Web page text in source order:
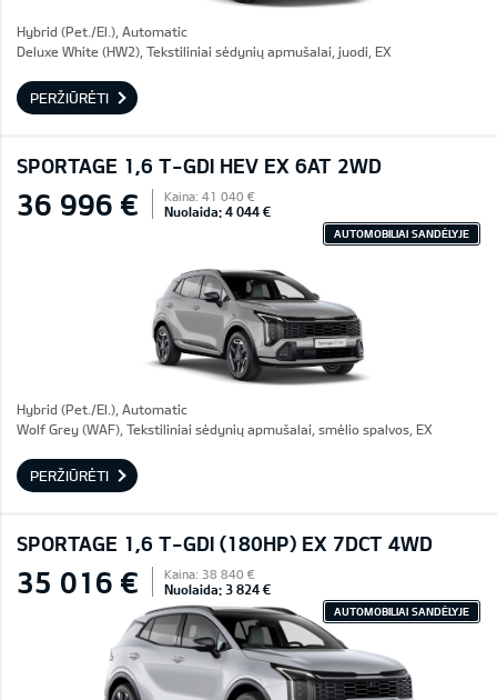
Hybrid (Pet./El.), Automatic
Deluxe White (HW2), Tekstiliniai sėdynių apmušalai, juodi, EX
PERŽIŪRĖTI
SPORTAGE 1,6 T-GDI HEV EX 6AT 2WD
36 996 € Kaina: 41 040 €
Nuolaida: 4 044 €
AUTOMOBILIAI SANDĖLYJE
Hybrid (Pet./El.), Automatic
Wolf Grey (WAF), Tekstiliniai sėdynių apmušalai, smėlio spalvos, EX
PERŽIŪRĖTI
SPORTAGE 1,6 T-GDI (180HP) EX 7DCT 4WD
35 016 € Kaina: 38 840 €
Nuolaida: 3 824 €
AUTOMOBILIAI SANDĖLYJE